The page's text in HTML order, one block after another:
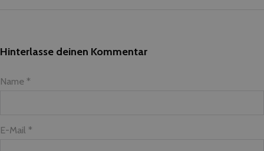
Hinterlasse deinen Kommentar
Name *
E-Mail *